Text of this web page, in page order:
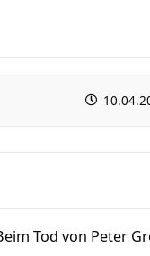
Tod von Peter